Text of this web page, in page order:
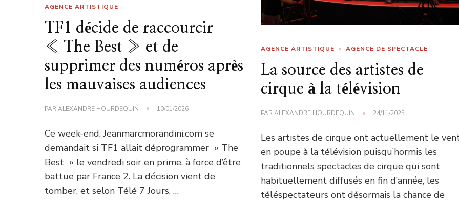
AGENCE ARTISTIQUE
TF1 décide de raccourcir
« The Best » et de
supprimer des numéros après
les mauvaises audiences
PARALEXANDRE HOURDEQUIN 10/01/2026
Ce week-end, Jeanmarcmorandini.com se
demandait si TF1 allait déprogrammer » The
Best » le vendredi soir en prime, à force d’être
battue par France 2. La décision vient de
tomber, et selon Télé 7 Jours, …
AGENCE ARTISTIQUE AGENCE DE SPECTACLE
La source des artistes de
cirque à la télévision
PARALEXANDRE HOURDEQUIN 24/11/2025
Les artistes de cirque ont actuellement le
en poupe à la télévision puisqu’hormis les
traditionnels spectacles de cirque qui sont
habituellement diffusés en fin d’année, les
téléspectateurs ont désormais la chance de